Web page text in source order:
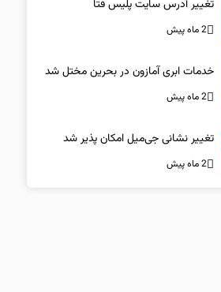
تغییر آدرس سایت پلیس فتا
2 ماه پیش
خدمات ابری آمازون در بحرین مختل شد
2 ماه پیش
تغییر نشانی جی‌میل امکان پذیر شد
2 ماه پیش